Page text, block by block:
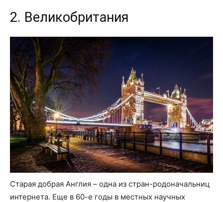
2. Великобритания
Старая добрая Англия – одна из стран-родоначальниц
интернета. Еще в 60-е годы в местных научных